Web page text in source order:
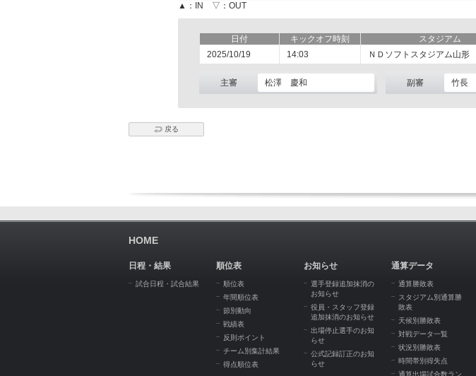
▲：IN ▽：OUT
日付 キックオフ時刻 スタジアム
2025/10/19
14:03 ＮＤソフトスタジアム山形
主審 松澤 慶和 副審 竹長
戻る
HOME
日程・結果
試合日程・試合結果
順位表
順位表
年間順位表
節別動向
戦績表
反則ポイント
チーム別集計結果
得点順位表
お知らせ
選手登録追加抹消の
お知らせ
役員・スタッフ登録
追加抹消のお知らせ
出場停止選手のお知
らせ
公式記録訂正のお知
らせ
通算データ
通算勝敗表
スタジアム別通算勝
敗表
天候別勝敗表
対戦データ一覧
状況別勝敗表
時間帯別得失点
通算出場試合数ラン